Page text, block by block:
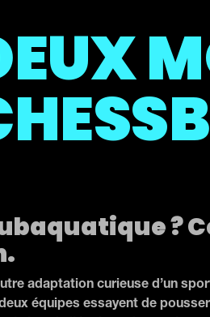
?
adaptation curieuse d’un
équipes essayent de